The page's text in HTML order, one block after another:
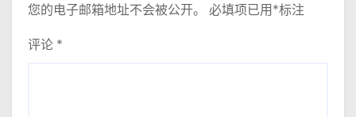
您的电子邮箱地址不会被公开。 必填项已用*标注
评论 *